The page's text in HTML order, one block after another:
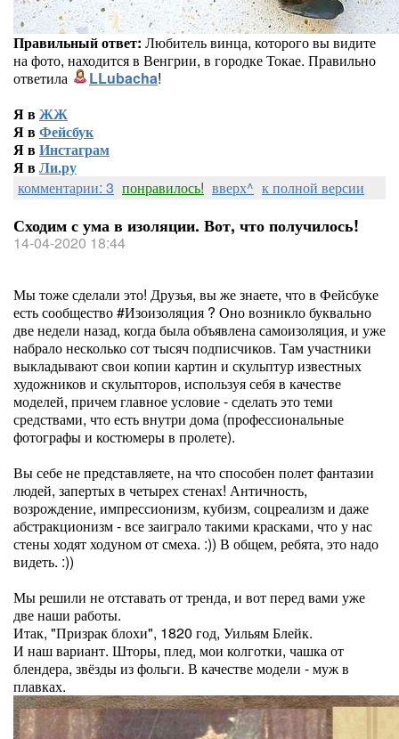
Правильный ответ: Любитель винца, которого вы видите
на фото, находится в Венгрии, в городке Токае. Правильно
ответила
LLubacha!
Я вЖЖ
Я вФейсбук
Я вИнстаграм
Я вЛи.ру
комментарии: 3 понравилось! вверх^ к полной версии
Сходим с ума в изоляции. Вот, что получилось!
14-04-2020 18:44
Мы тоже сделали это! Друзья, вы же знаете, что в Фейсбуке
есть сообщество #Изоизоляция ? Оно возникло буквально
две недели назад, когда была объявлена самоизоляция, и уже
набрало несколько сот тысяч подписчиков. Там участники
выкладывают свои копии картин и скульптур известных
художников и скульпторов, используя себя в качестве
моделей, причем главное условие - сделать это теми
средствами, что есть внутри дома (профессиональные
фотографы и костюмеры в пролете).
Вы себе не представляете, на что способен полет фантазии
людей, запертых в четырех стенах! Античность,
возрождение, импрессионизм, кубизм, соцреализм и даже
абстракционизм - все заиграло такими красками, что у нас
стены ходят ходуном от смеха. :)) В общем, ребята, это надо
видеть. :))
Мы решили не отставать от тренда, и вот перед вами уже
две наши работы.
Итак, "Призрак блохи", 1820 год, Уильям Блейк.
И наш вариант. Шторы, плед, мои колготки, чашка от
блендера, звёзды из фольги. В качестве модели - муж в
плавках.